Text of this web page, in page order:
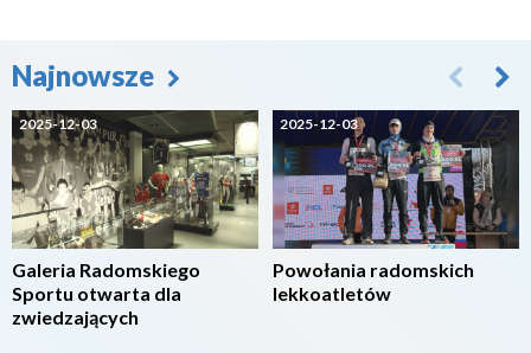
Najnowsze
2025-12-03
Galeria Radomskiego
Sportu otwarta dla
zwiedzających
2025-12-03
Powołania radomskich
lekkoatletów